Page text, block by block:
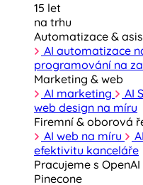
15 let
na trhu
Automatizace &
AI automatizace
programování na
Marketing & web
AI marketing
AI
web design na míru
Firemní & oborová
AI web na míru
efektivitu kanceláře
Pracujeme s OpenAI
Pinecone